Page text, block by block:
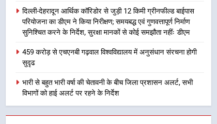
की हुई समीक्षा
उत्तराखण्ड
8
बैरागीवाला हत्याकांड के फरार चल रहे
अभियुक्त को दून पुलिस ने हरिद्वार से किया
1
दिल्ली-देहरादून आर्थिक कॉरिडोर से जुड़ी 12 किमी ग्रीनफील्ड बाईपास
परियोजना का डीएम ने किया निरीक्षण; समयबद्ध एवं गुणवत्तापूर्ण निर्माण
सुनिश्चित करने के निर्देश, सुरक्षा मानकों से कोई समझौता नहींः डीएम
459 करोड़ से एचएनबी गढ़वाल विश्वविद्यालय में अनुसंधान संरचना होगी
सुदृढ
भारी से बहुत भारी वर्षा की चेतावनी के बीच जिला प्रशासन अलर्ट, सभी
विभागों को हाई अलर्ट पर रहने के निर्देश